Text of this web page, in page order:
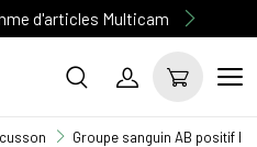
d'articles Multicam
Groupe sanguin AB positif